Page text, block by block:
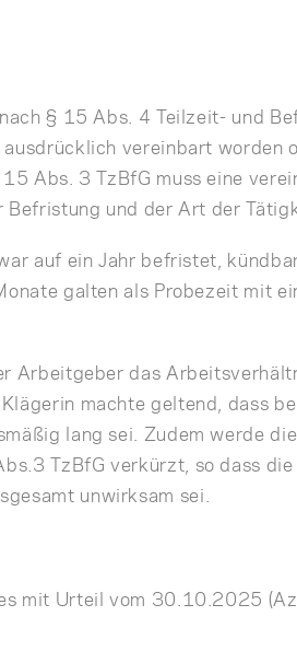
§ 15 Abs. 4 Teilzeit- und
vereinbart worden
Abs. 3 TzBfG muss eine
und der Art der
auf ein Jahr befristet,
galten als Probezeit mit
Arbeitgeber das
machte geltend, dass
lang sei. Zudem werde
TzBfG verkürzt, so dass
unwirksam sei.
mit Urteil vom 30.10.2025